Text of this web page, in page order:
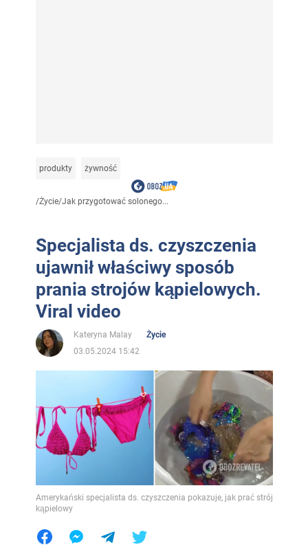
produkty żywność
/Życie/Jak przygotować solonego...
Specjalista ds. czyszczenia
ujawnił właściwy sposób
prania strojów kąpielowych.
Viral video
Kateryna Malay
Życie
03.05.2024 15:42
Amerykański specjalista ds. czyszczenia pokazuje, jak prać strój
kąpielowy